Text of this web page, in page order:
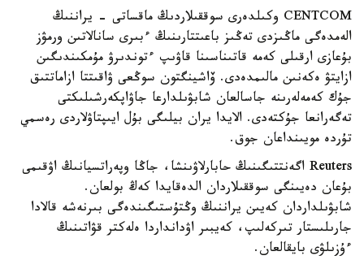
CENTCOM وكىلدەرى سوققىلاردىڭ ماقساتى - يراننىڭ
الەمدەگى ماڭىزدى تەڭىز باعىتتارىنىڭ ءبىرى سانالاتىن ورمۋز
بۇعازى ارقىلى كەمە قاتىناسىنا قاۋىپ ءتوندىرۋ مۇمكىندىگىن
ازايتۋ ەكەنىن مالىمدەدى. ۆاشينگتون سوڭعى ۋاقىتتا ازاماتتىق
جۇك كەمەلەرىنە جاسالعان شابۋىلدارعا جاۋاپكەرشىلىكتى
تەگەرانعا جۇكتەدى. الايدا يران بيلىگى بۇل ايىپتاۋلاردى رەسمي
تۇردە مويىنداعان جوق.
Reuters اگەنتتىگىنىڭ حابارلاۋىنشا، جاڭا وپەراتسيانىڭ اۋقىمى
بۇعان دەيىنگى سوققىلاردان الدەقايدا كەڭ بولعان.
شابۋىلداردان كەيىن يراننىڭ وڭتۇستىگىندەگى بىرنەشە قالادا
جارىلىستار تىركەلىپ، كەيبىر اۋدانداردا ەلەكتر قۋاتىنىڭ
ءۇزىلۋى بايقالعان.